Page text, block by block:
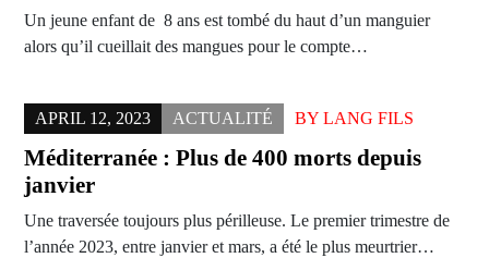
Un jeune enfant de 8 ans est tombé du haut d’un manguier
alors qu’il cueillait des mangues pour le compte…
APRIL 12, 2023 ACTUALITÉ BY LANG FILS
Méditerranée : Plus de 400 morts depuis
janvier
Une traversée toujours plus périlleuse. Le premier trimestre de
l’année 2023, entre janvier et mars, a été le plus meurtrier…